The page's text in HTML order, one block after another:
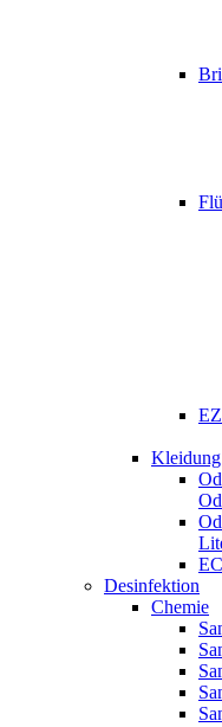
Kleidung
Desinfektion
Chemie